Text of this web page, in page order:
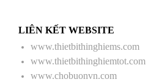
LIÊN KẾT WEBSITE
www.thietbithinghiems.com
www.thietbithinghiemtot.com
www.chobuonvn.com